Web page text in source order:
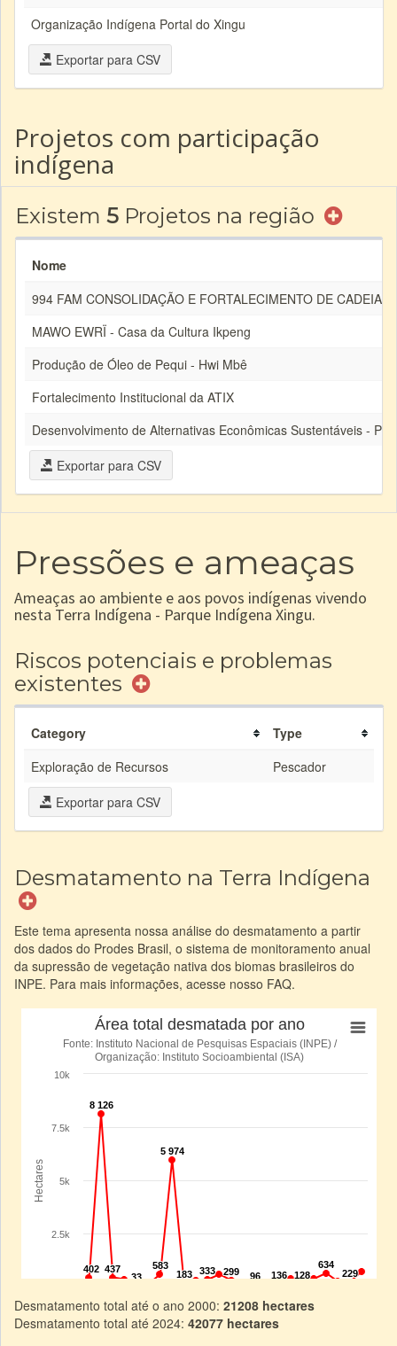
Organização Indígena Portal do Xingu
Exportar para CSV
Projetos com participação
indígena
Existem 5 Projetos na região
Nome
994 FAM CONSOLIDAÇÃO E FORTALECIMENTO DE CADEIAS
MAWO EWRÏ - Casa da Cultura Ikpeng
Produção de Óleo de Pequi - Hwi Mbê
Fortalecimento Institucional da ATIX
Desenvolvimento de Alternativas Econômicas Sustentáveis -
Exportar para CSV
Pressões e ameaças
Ameaças ao ambiente e aos povos indígenas vivendo
nesta Terra Indígena - Parque Indígena Xingu.
Riscos potenciais e problemas
existentes
Category
Type
Exploração de Recursos
Pescador
Exportar para CSV
Desmatamento na Terra Indígena
Este tema apresenta nossa análise do desmatamento a partir
dos dados do Prodes Brasil, o sistema de monitoramento anual
da supressão de vegetação nativa dos biomas brasileiros do
INPE. Para mais informações, acesse nosso FAQ.
Desmatamento total até o ano 2000: 21208 hectares
Desmatamento total até 2024: 42077 hectares